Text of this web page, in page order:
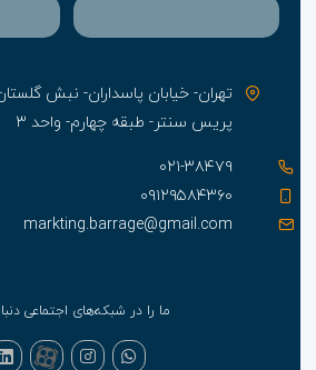
خدمات چک کردن سریع در زمان تحویل
تهران- خیابان پاسداران- نبش
پریس سنتر- طبقه چهارم- واحد ۳
۰۲۱-۳۸۴۷۹
۰۹۱۲۹۵۸۴۳۶۰
markting.barrage@gmail.com
ما را در شبکه‌های اجتماعی